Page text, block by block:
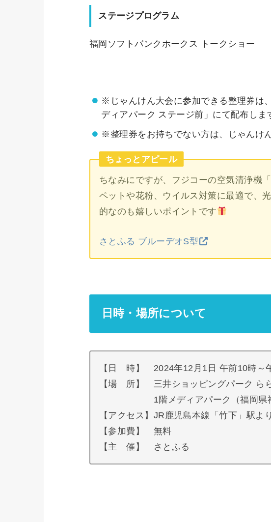
ステージプログラム
福岡ソフトバンクホークス トークショー
※じゃんけん大会に参加できる整理券は
ディアパーク ステージ前」にて配布しま
※整理券をお持ちでない方は、じゃんけ
ちょっとアピール
ちなみにですが、フジコーの空気清浄機
ペットや花粉、ウイルス対策に最適で、
的なのも嬉しいポイントです
さとふる ブルーデオS型
日時・場所について
【日 時】 2024年12月1日 午前10時～
【場 所】 三井ショッピングパーク ら
1階メディアパーク（福岡県福岡
【アクセス】JR鹿児島本線「竹下」駅
【参加費】 無料
【主 催】 さとふる